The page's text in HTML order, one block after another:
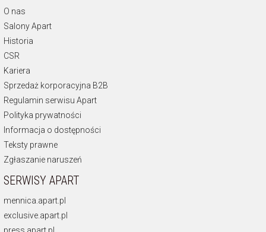
O nas
Salony Apart
Historia
CSR
Kariera
Sprzedaż korporacyjna B2B
Regulamin serwisu Apart
Polityka prywatności
Informacja o dostępności
Teksty prawne
Zgłaszanie naruszeń
SERWISY APART
mennica.apart.pl
exclusive.apart.pl
press.apart.pl